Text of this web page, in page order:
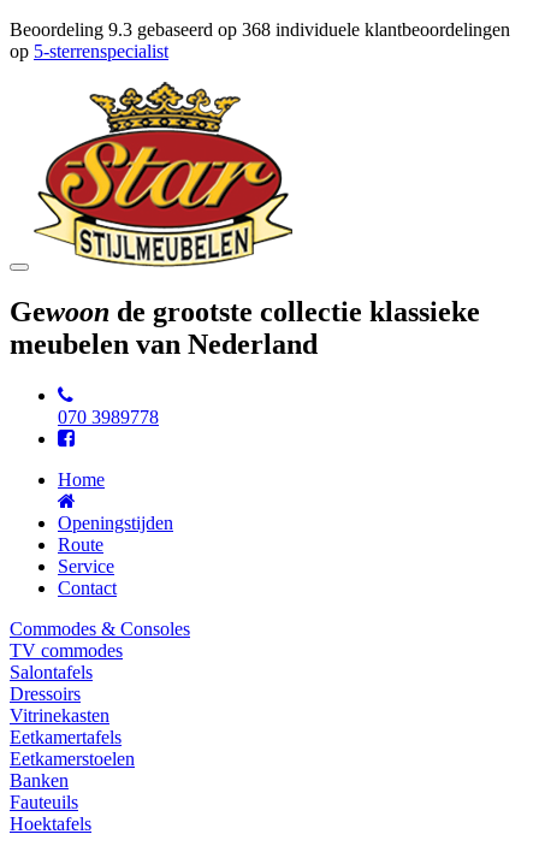
Beoordeling 9.3 gebaseerd op 368 individuele klantbeoordelingen
op 5-sterrenspecialist
Toggle
Gewoon de grootste collectie klassieke
meubelen van Nederland
070 3989778
Home
Openingstijden
Route
Service
Contact
Commodes & Consoles
TV commodes
Salontafels
Dressoirs
Vitrinekasten
Eetkamertafels
Eetkamerstoelen
Banken
Fauteuils
Hoektafels